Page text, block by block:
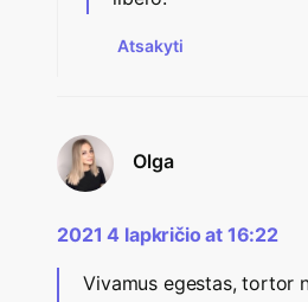
Atsakyti
Olga
2021 4 lapkričio at 16:22
Vivamus egestas, tortor